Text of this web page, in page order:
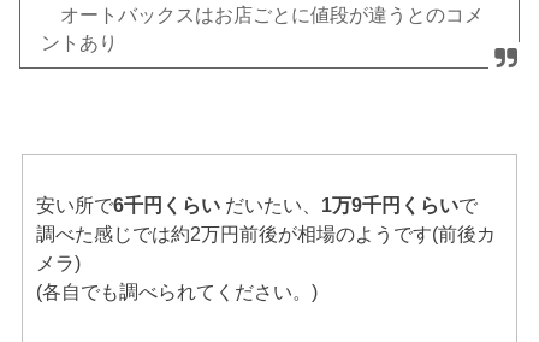
オートバックスはお店ごとに値段が違うとのコメ
ントあり
安い所で6千円くらいだいたい、 1万9千円くらいで
調べた感じでは約2万円前後が相場のようです(前後カ
メラ)
(各自でも調べられてください。)